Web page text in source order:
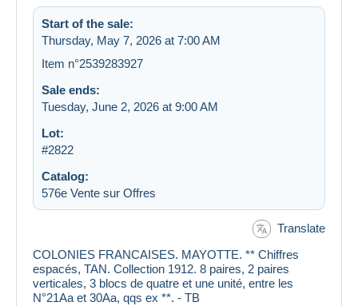
Start of the sale:
Thursday, May 7, 2026 at 7:00 AM
Item n°2539283927
Sale ends:
Tuesday, June 2, 2026 at 9:00 AM
Lot:
#2822
Catalog:
576e Vente sur Offres
Translate
COLONIES FRANCAISES. MAYOTTE. ** Chiffres
espacés, TAN. Collection 1912. 8 paires, 2 paires
verticales, 3 blocs de quatre et une unité, entre les
N°21Aa et 30Aa, qqs ex **. - TB